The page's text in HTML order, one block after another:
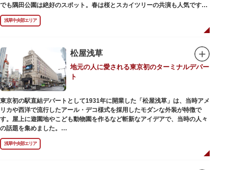
でも隅田公園は絶好のスポット。春は桜とスカイツリーの共演も人気です。
川沿いにある「隅田公園オープンカフェ」は、店舗の一部を屋外にした開放
的なカフェ・レストラン。綺麗な景色を眺めながら、コーヒー片手にのんび
りと過ごしても良いですね。また、クジラの滑り台が目印の「遊具広場」は
身体を動かせます。
隅田川橋梁に設置された全長約160mの「すみだリバーウォーク」は、東京
スカイツリーまでの最短距離ルートのひとつ。歩道橋の途中にあるガラス床
から隅田川を見下ろしたり、すぐ横を走る電車の迫力を楽しんだり、隅田川
散策にいかがでしょうか。
浅草中央部エリア
松屋浅草
地元の人に愛される東京初のターミナルデパー
ト
東京初の駅直結デパートとして1931年に開業した「松屋浅草」は、当時アメ
リカや西洋で流行したアール・デコ様式を採用したモダンな外装が特徴で
す。屋上に遊園地やこども動物園を作るなど斬新なアイデアで、当時の人々
の話題を集めました。
現在は、B1階から地上3階までが松屋浅草の売り場。2012年のリニューアル
で建設当時のシンボル・大時計も復活し、昭和の面影を残す百貨店は今でも
人々に親しまれています。地上1階は 浅草らしい下町銘菓をはじめ、全国か
浅草中央部エリア